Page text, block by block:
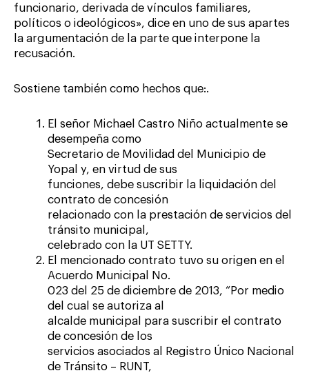
funcionario, derivada de vínculos familiares,
políticos o ideológicos», dice en uno de sus apartes
la argumentación de la parte que interpone la
recusación.
Sostiene también como hechos que:.
El señor Michael Castro Niño actualmente se
desempeña como
Secretario de Movilidad del Municipio de
Yopal y, en virtud de sus
funciones, debe suscribir la liquidación del
contrato de concesión
relacionado con la prestación de servicios del
tránsito municipal,
celebrado con la UT SETTY.
El mencionado contrato tuvo su origen en el
Acuerdo Municipal No.
023 del 25 de diciembre de 2013, “Por medio
del cual se autoriza al
alcalde municipal para suscribir el contrato
de concesión de los
servicios asociados al Registro Único Nacional
de Tránsito – RUNT,